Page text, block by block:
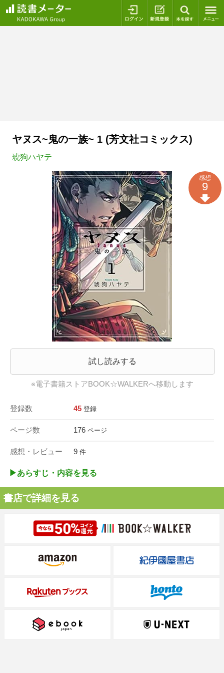
ログイン 新規登録
ヤヌス~鬼の一族~ 1 (芳文社コミックス)
琥狗ハヤテ
試し読みする
※電子書籍ストアBOOK☆WALKERへ移動します
登録数 45 登録
ページ数 176 ページ
感想・レビュー 9 件
感想
9
▶︎あらすじ・内容を見る
書店で詳細を見る